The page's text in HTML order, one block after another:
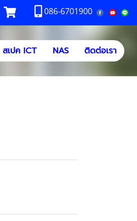
086-6701900
สเปค ICT NAS ติดต่อเรา